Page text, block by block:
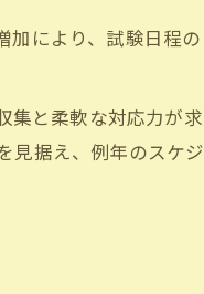
加により、試験日程の
集と柔軟な対応力が求
見据え、例年のスケジ